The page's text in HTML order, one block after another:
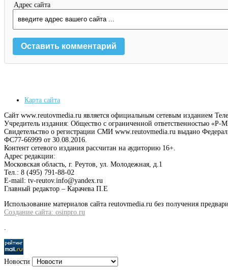
Адрес сайта
Карта сайта
Сайт www.reutovmedia.ru является официальным сетевым изданием
Учредитель издания: Общество с ограниченной ответственностью
Свидетельство о регистрации СМИ www.reutovmedia.ru выдано
ФС77-66999 от 30.08.2016.
Контент сетевого издания рассчитан на аудиторию 16+.
Адрес редакции:
Московская область, г. Реутов, ул. Молодежная, д.1
Тел.: 8 (495) 791-88-02
E-mail: tv-reutov.info@yandex.ru
Главный редактор – Карачева П.Е
Использование материалов сайта reutovmedia.ru без получения
Создание сайта: osinpro.ru
Новости